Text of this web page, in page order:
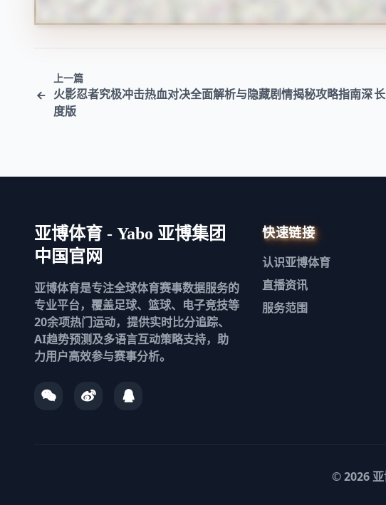
上一篇
火影忍者究极冲击热血对决全面解析与隐藏剧情揭秘攻略指南深
度版
亚博体育 - Yabo 亚博集团
中国官网
亚博体育是专注全球体育赛事数据服务的
专业平台，覆盖足球、篮球、电子竞技等
20余项热门运动，提供实时比分追踪、
AI趋势预测及多语言互动策略支持，助
力用户高效参与赛事分析。
快速链接
认识亚博体育
直播资讯
服务范围
© 2026